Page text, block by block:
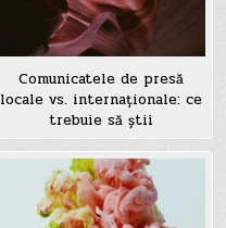
Comunicatele de presă
locale vs. internaționale: ce
trebuie să știi